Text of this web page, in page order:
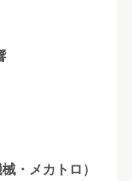
・メカトロ）